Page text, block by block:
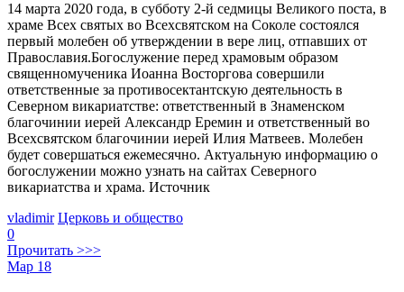
14 марта 2020 года, в субботу 2-й седмицы Великого поста, в
храме Всех святых во Всехсвятском на Соколе состоялся
первый молебен об утверждении в вере лиц, отпавших от
Православия.Богослужение перед храмовым образом
священномученика Иоанна Восторгова совершили
ответственные за противосектантскую деятельность в
Северном викариатстве: ответственный в Знаменском
благочинии иерей Александр Еремин и ответственный во
Всехсвятском благочинии иерей Илия Матвеев. Молебен
будет совершаться ежемесячно. Актуальную информацию о
богослужении можно узнать на сайтах Северного
викариатства и храма. Источник
vladimir Церковь и общество
0
Прочитать >>>
Мар 18